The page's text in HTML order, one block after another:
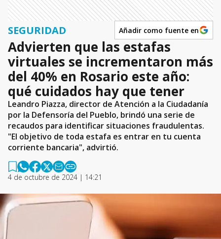
SEGURIDAD Añadir como fuente en
Advierten que las estafas
virtuales se incrementaron más
del 40% en Rosario este año:
qué cuidados hay que tener
Leandro Piazza, director de Atención a la Ciudadanía
por la Defensoría del Pueblo, brindó una serie de
recaudos para identificar situaciones fraudulentas.
"El objetivo de toda estafa es entrar en tu cuenta
corriente bancaria", advirtió.
4 de octubre de 2024 | 14:21